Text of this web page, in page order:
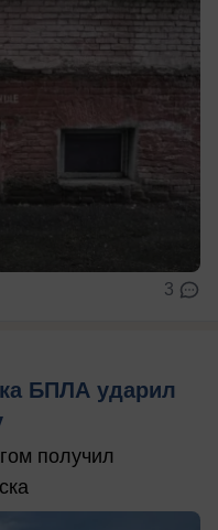
3
БПЛА ударил
получил